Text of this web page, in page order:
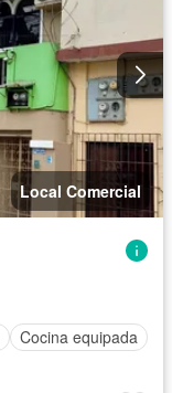
Local Comercial
Cocina equipada